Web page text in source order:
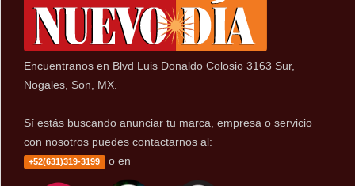
Encuentranos en Blvd Luis Donaldo Colosio 3163 Sur,
Nogales, Son, MX.
Sí estás buscando anunciar tu marca, empresa o servicio
con nosotros puedes contactarnos al:
+52(631)319-3199 o en